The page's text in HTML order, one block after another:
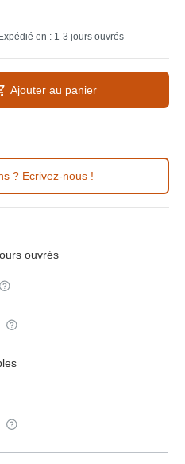
Expédié en : 1-3 jours ouvrés
Ajouter au panier
? Ecrivez-nous !
ouvrés